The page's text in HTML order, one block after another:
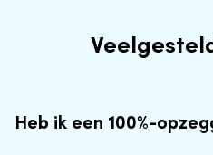
Heb ik een 100%-